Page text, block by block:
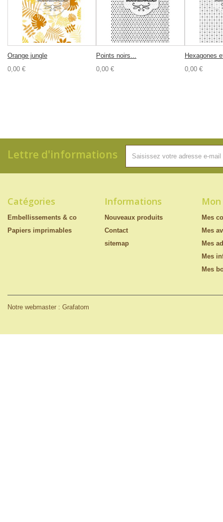
Orange jungle
0,00 €
Points noirs...
0,00 €
Hexagones
0,00 €
Lettre d'informations
Catégories
Embellissements & co
Papiers imprimables
Informations
Nouveaux produits
Contact
sitemap
Notre webmaster : Grafatom
Mes
Mes
Mes
Mes
Mes